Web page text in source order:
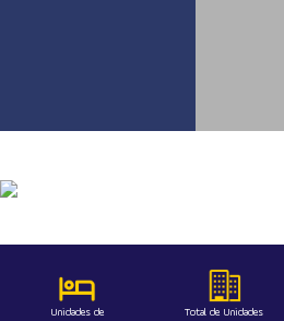
Unidades de Total de Unidades